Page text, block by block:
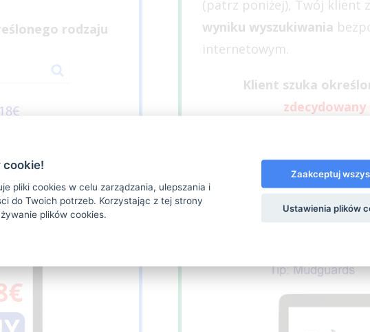
rodzaju
(patrz poniżej), Twój klient
wyniku wyszukiwania
internetowym.
Klient szuka
cookie!
pliki cookies w celu zarządzania, ulepszania i
do Twoich potrzeb. Korzystając z tej strony
plików cookies.
Zaakceptuj
Ustawienia plików